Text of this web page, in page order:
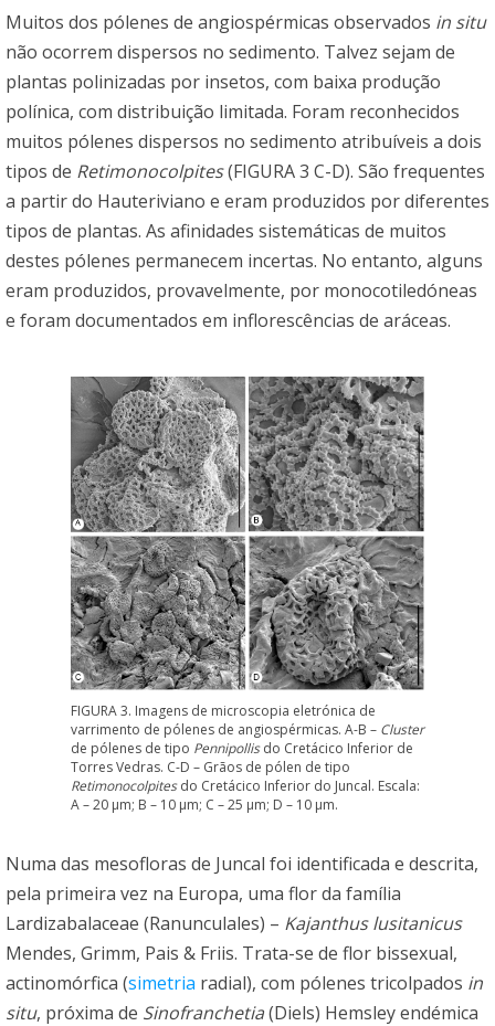
Muitos dos pólenes de angiospérmicas observados in situ
não ocorrem dispersos no sedimento. Talvez sejam de
plantas polinizadas por insetos, com baixa produção
polínica, com distribuição limitada. Foram reconhecidos
muitos pólenes dispersos no sedimento atribuíveis a dois
tipos de Retimonocolpites(FIGURA 3 C-D). São frequentes
a partir do Hauteriviano e eram produzidos por diferentes
tipos de plantas. As afinidades sistemáticas de muitos
destes pólenes permanecem incertas. No entanto, alguns
eram produzidos, provavelmente, por monocotiledóneas
e foram documentados em inflorescências de aráceas.
FIGURA 3. Imagens de microscopia eletrónica de
varrimento de pólenes de angiospérmicas. A-B – Cluster
de pólenes de tipo Pennipollisdo Cretácico Inferior de
Torres Vedras. C-D – Grãos de pólen de tipo
Retimonocolpitesdo Cretácico Inferior do Juncal. Escala:
A – 20 µm; B – 10 µm; C – 25 µm; D – 10 µm.
Numa das mesofloras de Juncal foi identificada e descrita,
pela primeira vez na Europa, uma flor da família
Lardizabalaceae (Ranunculales) – Kajanthus lusitanicus
Mendes, Grimm, Pais & Friis. Trata-se de flor bissexual,
actinomórfica (simetria radial), com pólenes tricolpados in
situ, próxima de Sinofranchetia(Diels) Hemsley endémica